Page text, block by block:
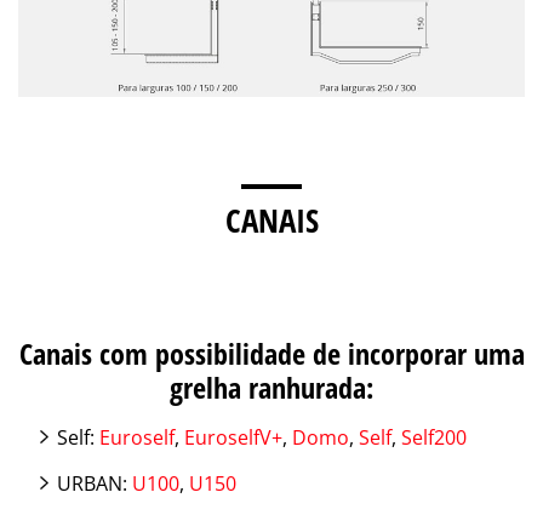
CANAIS
Canais com possibilidade de incorporar uma
grelha ranhurada:
Self: Euroself, EuroselfV+, Domo, Self, Self200
URBAN: U100, U150